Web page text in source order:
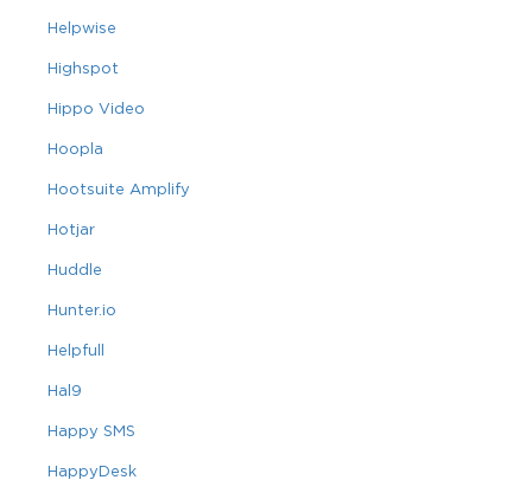
Helpwise
Highspot
Hippo Video
Hoopla
Hootsuite Amplify
Hotjar
Huddle
Hunter.io
Helpfull
Hal9
Happy SMS
HappyDesk